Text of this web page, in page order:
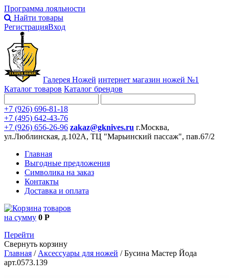
Программа лояльности
Найти товары
РегистрацияВход
Галерея Ножей интернет магазин ножей №1
Каталог товаров Каталог брендов
+7 (926) 696-81-18
+7 (495) 642-43-76
+7 (926) 656-26-96 zakaz@gknives.ru г.Москва,
ул.Люблинская, д.102А, ТЦ "Марьинский пассаж", пав.67/2
Главная
Выгодные предложения
Символика на заказ
Контакты
Доставка и оплата
товаров
на сумму 0 Р
Перейти
Свернуть корзину
Главная / Аксессуары для ножей /Бусина Мастер Йода
арт.0573.139